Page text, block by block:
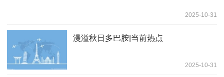
2025-10-31
漫溢秋日多巴胺|当前热点
2025-10-31